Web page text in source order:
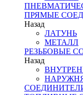
ПРЯМЫЕ
Назад
ЛАТУНЬ
МЕТАЛЛ
РЕЗЬБОВЫЕ
Назад